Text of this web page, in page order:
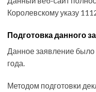
Королевскому указу
Подготовка данного
Данное заявление было
года.
Методом подготовки